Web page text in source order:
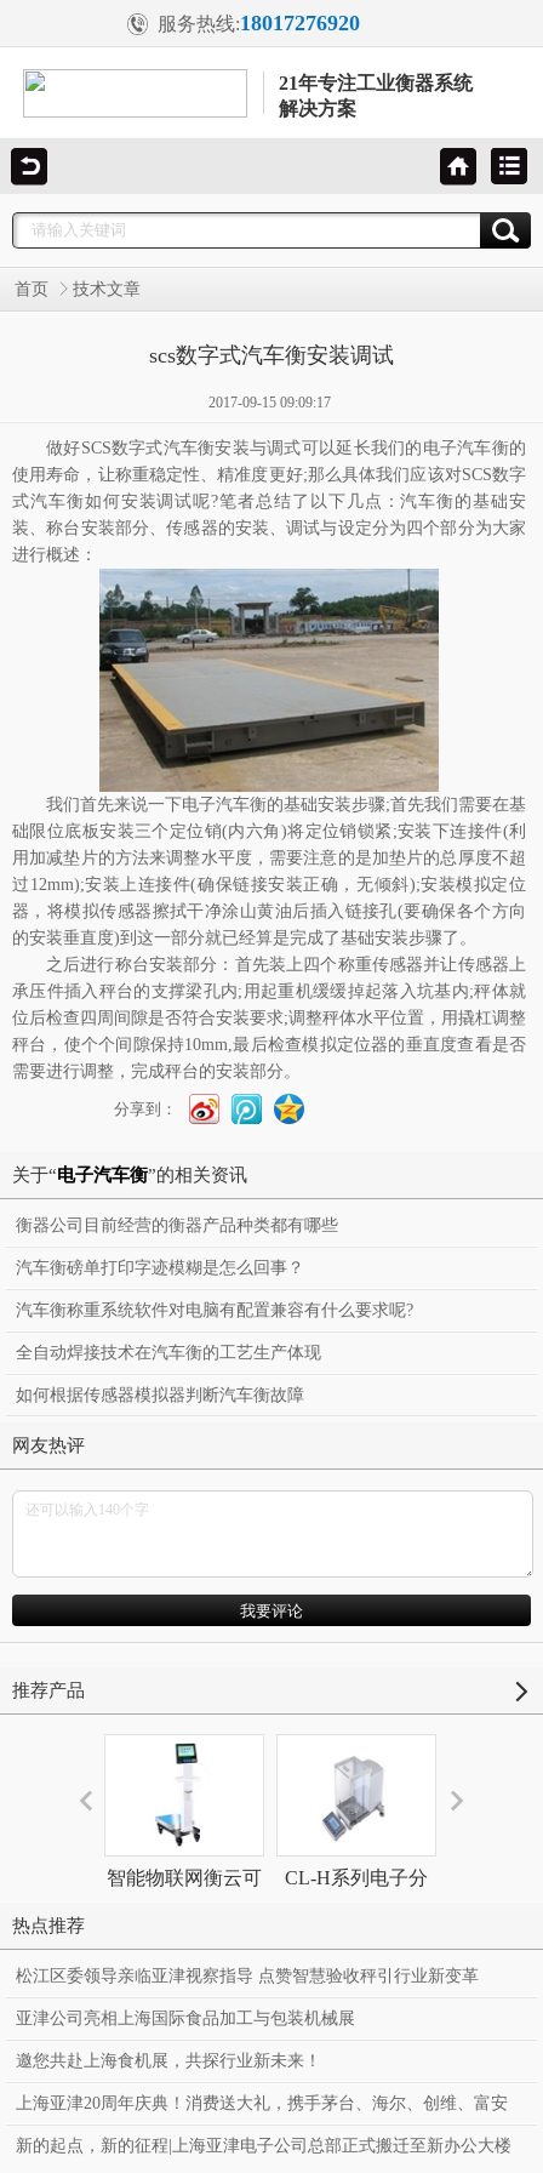
服务热线:18017276920
21年专注工业衡器系统
解决方案
首页 技术文章
scs数字式汽车衡安装调试
2017-09-15 09:09:17
做好SCS数字式汽车衡安装与调式可以延长我们的电子汽车衡的
使用寿命，让称重稳定性、精准度更好;那么具体我们应该对SCS数字
式汽车衡如何安装调试呢?笔者总结了以下几点：汽车衡的基础安
装、称台安装部分、传感器的安装、调试与设定分为四个部分为大家
进行概述：
我们首先来说一下电子汽车衡的基础安装步骤;首先我们需要在基
础限位底板安装三个定位销(内六角)将定位销锁紧;安装下连接件(利
用加减垫片的方法来调整水平度，需要注意的是加垫片的总厚度不超
过12mm);安装上连接件(确保链接安装正确，无倾斜);安装模拟定位
器，将模拟传感器擦拭干净涂山黄油后插入链接孔(要确保各个方向
的安装垂直度)到这一部分就已经算是完成了基础安装步骤了。
之后进行称台安装部分：首先装上四个称重传感器并让传感器上
承压件插入秤台的支撑梁孔内;用起重机缓缓掉起落入坑基内;秤体就
位后检查四周间隙是否符合安装要求;调整秤体水平位置，用撬杠调整
秤台，使个个间隙保持10mm,最后检查模拟定位器的垂直度查看是否
需要进行调整，完成秤台的安装部分。
分享到：
关于“电子汽车衡”的相关资讯
衡器公司目前经营的衡器产品种类都有哪些
汽车衡磅单打印字迹模糊是怎么回事？
汽车衡称重系统软件对电脑有配置兼容有什么要求呢?
全自动焊接技术在汽车衡的工艺生产体现
如何根据传感器模拟器判断汽车衡故障
网友热评
推荐产品
智能物联网衡云可 CL-H系列电子分
热点推荐
松江区委领导亲临亚津视察指导 点赞智慧验收秤引行业新变革
亚津公司亮相上海国际食品加工与包装机械展
邀您共赴上海食机展，共探行业新未来！
上海亚津20周年庆典！消费送大礼，携手茅台、海尔、创维、富安
娜、罗莱、百万豪礼送到家！
新的起点，新的征程|上海亚津电子公司总部正式搬迁至新办公大楼